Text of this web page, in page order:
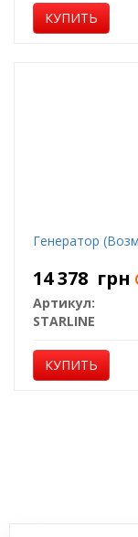
КУПИТЬ
Генератор
14 378 грн
Артикул:
STARLINE
КУПИТЬ